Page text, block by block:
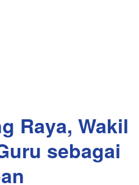
Raya, Wakil
sebagai